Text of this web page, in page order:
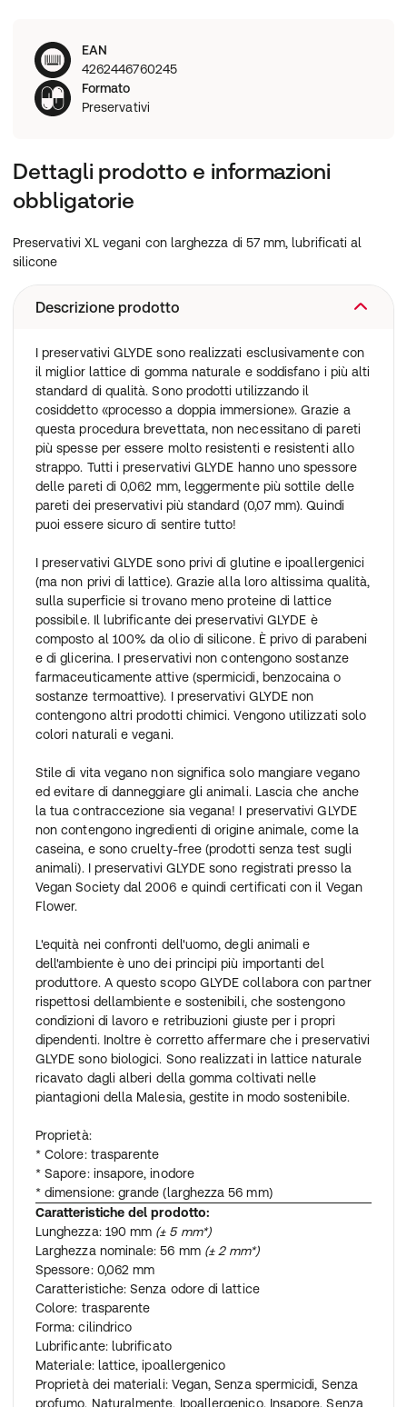
EAN
4262446760245
Formato
Preservativi
Dettagli prodotto e informazioni
obbligatorie
Preservativi XL vegani con larghezza di 57 mm, lubrificati al
silicone
Descrizione prodotto
I preservativi GLYDE sono realizzati esclusivamente con
il miglior lattice di gomma naturale e soddisfano i più alti
standard di qualità. Sono prodotti utilizzando il
cosiddetto «processo a doppia immersione». Grazie a
questa procedura brevettata, non necessitano di pareti
più spesse per essere molto resistenti e resistenti allo
strappo. Tutti i preservativi GLYDE hanno uno spessore
delle pareti di 0,062 mm, leggermente più sottile delle
pareti dei preservativi più standard (0,07 mm). Quindi
puoi essere sicuro di sentire tutto!
I preservativi GLYDE sono privi di glutine e ipoallergenici
(ma non privi di lattice). Grazie alla loro altissima qualità,
sulla superficie si trovano meno proteine di lattice
possibile. Il lubrificante dei preservativi GLYDE è
composto al 100% da olio di silicone. È privo di parabeni
e di glicerina. I preservativi non contengono sostanze
farmaceuticamente attive (spermicidi, benzocaina o
sostanze termoattive). I preservativi GLYDE non
contengono altri prodotti chimici. Vengono utilizzati solo
colori naturali e vegani.
Stile di vita vegano non significa solo mangiare vegano
ed evitare di danneggiare gli animali. Lascia che anche
la tua contraccezione sia vegana! I preservativi GLYDE
non contengono ingredienti di origine animale, come la
caseina, e sono cruelty-free (prodotti senza test sugli
animali). I preservativi GLYDE sono registrati presso la
Vegan Society dal 2006 e quindi certificati con il Vegan
Flower.
L'equità nei confronti dell'uomo, degli animali e
dell'ambiente è uno dei principi più importanti del
produttore. A questo scopo GLYDE collabora con partner
rispettosi dellambiente e sostenibili, che sostengono
condizioni di lavoro e retribuzioni giuste per i propri
dipendenti. Inoltre è corretto affermare che i preservativi
GLYDE sono biologici. Sono realizzati in lattice naturale
ricavato dagli alberi della gomma coltivati nelle
piantagioni della Malesia, gestite in modo sostenibile.
Proprietà:
* Colore: trasparente
* Sapore: insapore, inodore
* dimensione: grande (larghezza 56 mm)
Caratteristiche del prodotto:
Lunghezza: 190 mm (± 5 mm*)
Larghezza nominale: 56 mm (± 2 mm*)
Spessore: 0,062 mm
Caratteristiche: Senza odore di lattice
Colore: trasparente
Forma: cilindrico
Lubrificante: lubrificato
Materiale: lattice, ipoallergenico
Proprietà dei materiali: Vegan, Senza spermicidi, Senza
profumo, Naturalmente, Ipoallergenico, Insapore, Senza